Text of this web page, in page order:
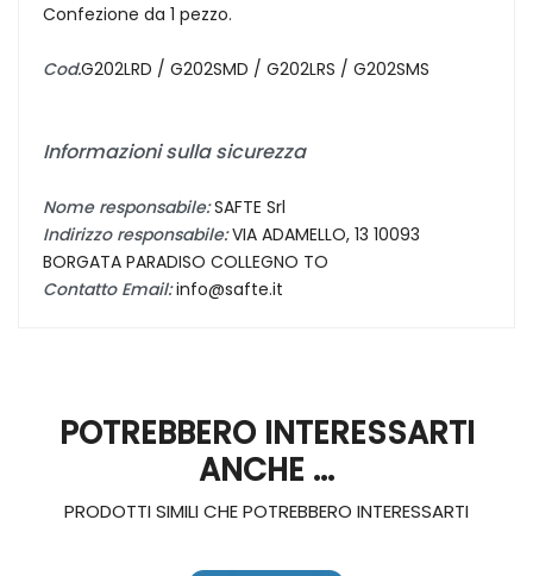
Confezione da 1 pezzo.
Cod.G202LRD / G202SMD / G202LRS / G202SMS
Informazioni sulla sicurezza
Nome responsabile:SAFTE Srl
Indirizzo responsabile:VIA ADAMELLO, 13 10093
BORGATA PARADISO COLLEGNO TO
Contatto Email:info@safte.it
POTREBBERO INTERESSARTI
ANCHE ...
PRODOTTI SIMILI CHE POTREBBERO INTERESSARTI